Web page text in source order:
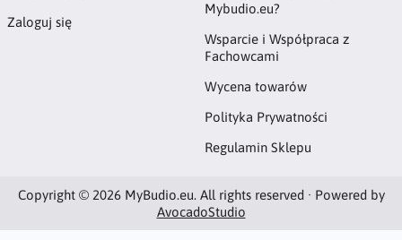
Zaloguj się
Mybudio.eu?
Wsparcie i Współpraca z
Fachowcami
Wycena towarów
Polityka Prywatności
Regulamin Sklepu
Copyright © 2026 MyBudio.eu. All rights reserved · Powered by
AvocadoStudio